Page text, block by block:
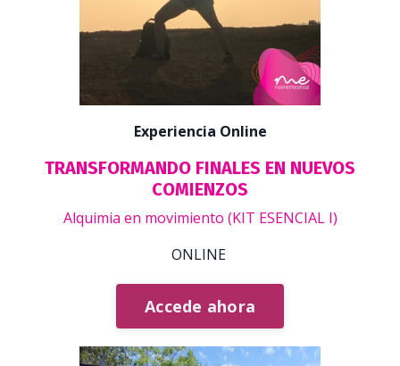
Experiencia Online
TRANSFORMANDO FINALES EN NUEVOS
COMIENZOS
Alquimia en movimiento (KIT ESENCIAL I)
ONLINE
Accede ahora